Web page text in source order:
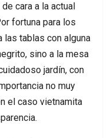
cara a la actual
fortuna para los
tablas con alguna
sino a la mesa
jardín, con
no muy
el caso vietnamita